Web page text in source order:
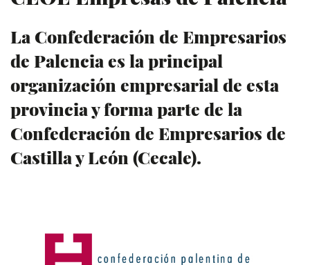
La Confederación de Empresarios
de Palencia es la principal
organización empresarial de esta
provincia y forma parte de la
Confederación de Empresarios de
Castilla y León (Cecale).